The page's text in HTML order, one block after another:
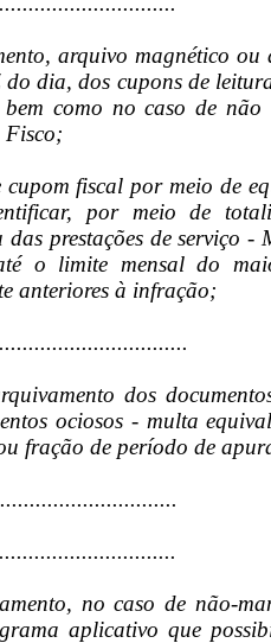
arquivo magnético
do dia, dos cupons de
como no caso de
Fisco;
cupom fiscal por meio de
por meio de
das prestações de serviço
o limite mensal do
anteriores à infração;
dos
ociosos - multa
fração de período de
no caso de não-
aplicativo que